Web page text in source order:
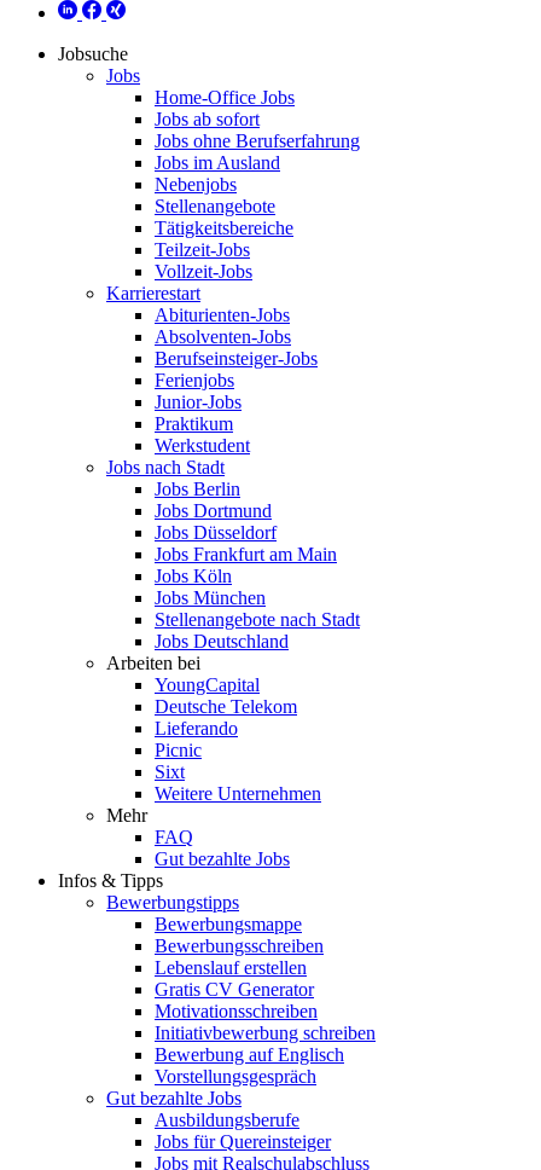
Jobsuche
Jobs
Home-Office Jobs
Jobs ab sofort
Jobs ohne Berufserfahrung
Jobs im Ausland
Nebenjobs
Stellenangebote
Tätigkeitsbereiche
Teilzeit-Jobs
Vollzeit-Jobs
Karrierestart
Abiturienten-Jobs
Absolventen-Jobs
Berufseinsteiger-Jobs
Ferienjobs
Junior-Jobs
Praktikum
Werkstudent
Jobs nach Stadt
Jobs Berlin
Jobs Dortmund
Jobs Düsseldorf
Jobs Frankfurt am Main
Jobs Köln
Jobs München
Stellenangebote nach Stadt
Jobs Deutschland
Arbeiten bei
YoungCapital
Deutsche Telekom
Lieferando
Picnic
Sixt
Weitere Unternehmen
Mehr
FAQ
Gut bezahlte Jobs
Infos & Tipps
Bewerbungstipps
Bewerbungsmappe
Bewerbungsschreiben
Lebenslauf erstellen
Gratis CV Generator
Motivationsschreiben
Initiativbewerbung schreiben
Bewerbung auf Englisch
Vorstellungsgespräch
Gut bezahlte Jobs
Ausbildungsberufe
Jobs für Quereinsteiger
Jobs mit Realschulabschluss